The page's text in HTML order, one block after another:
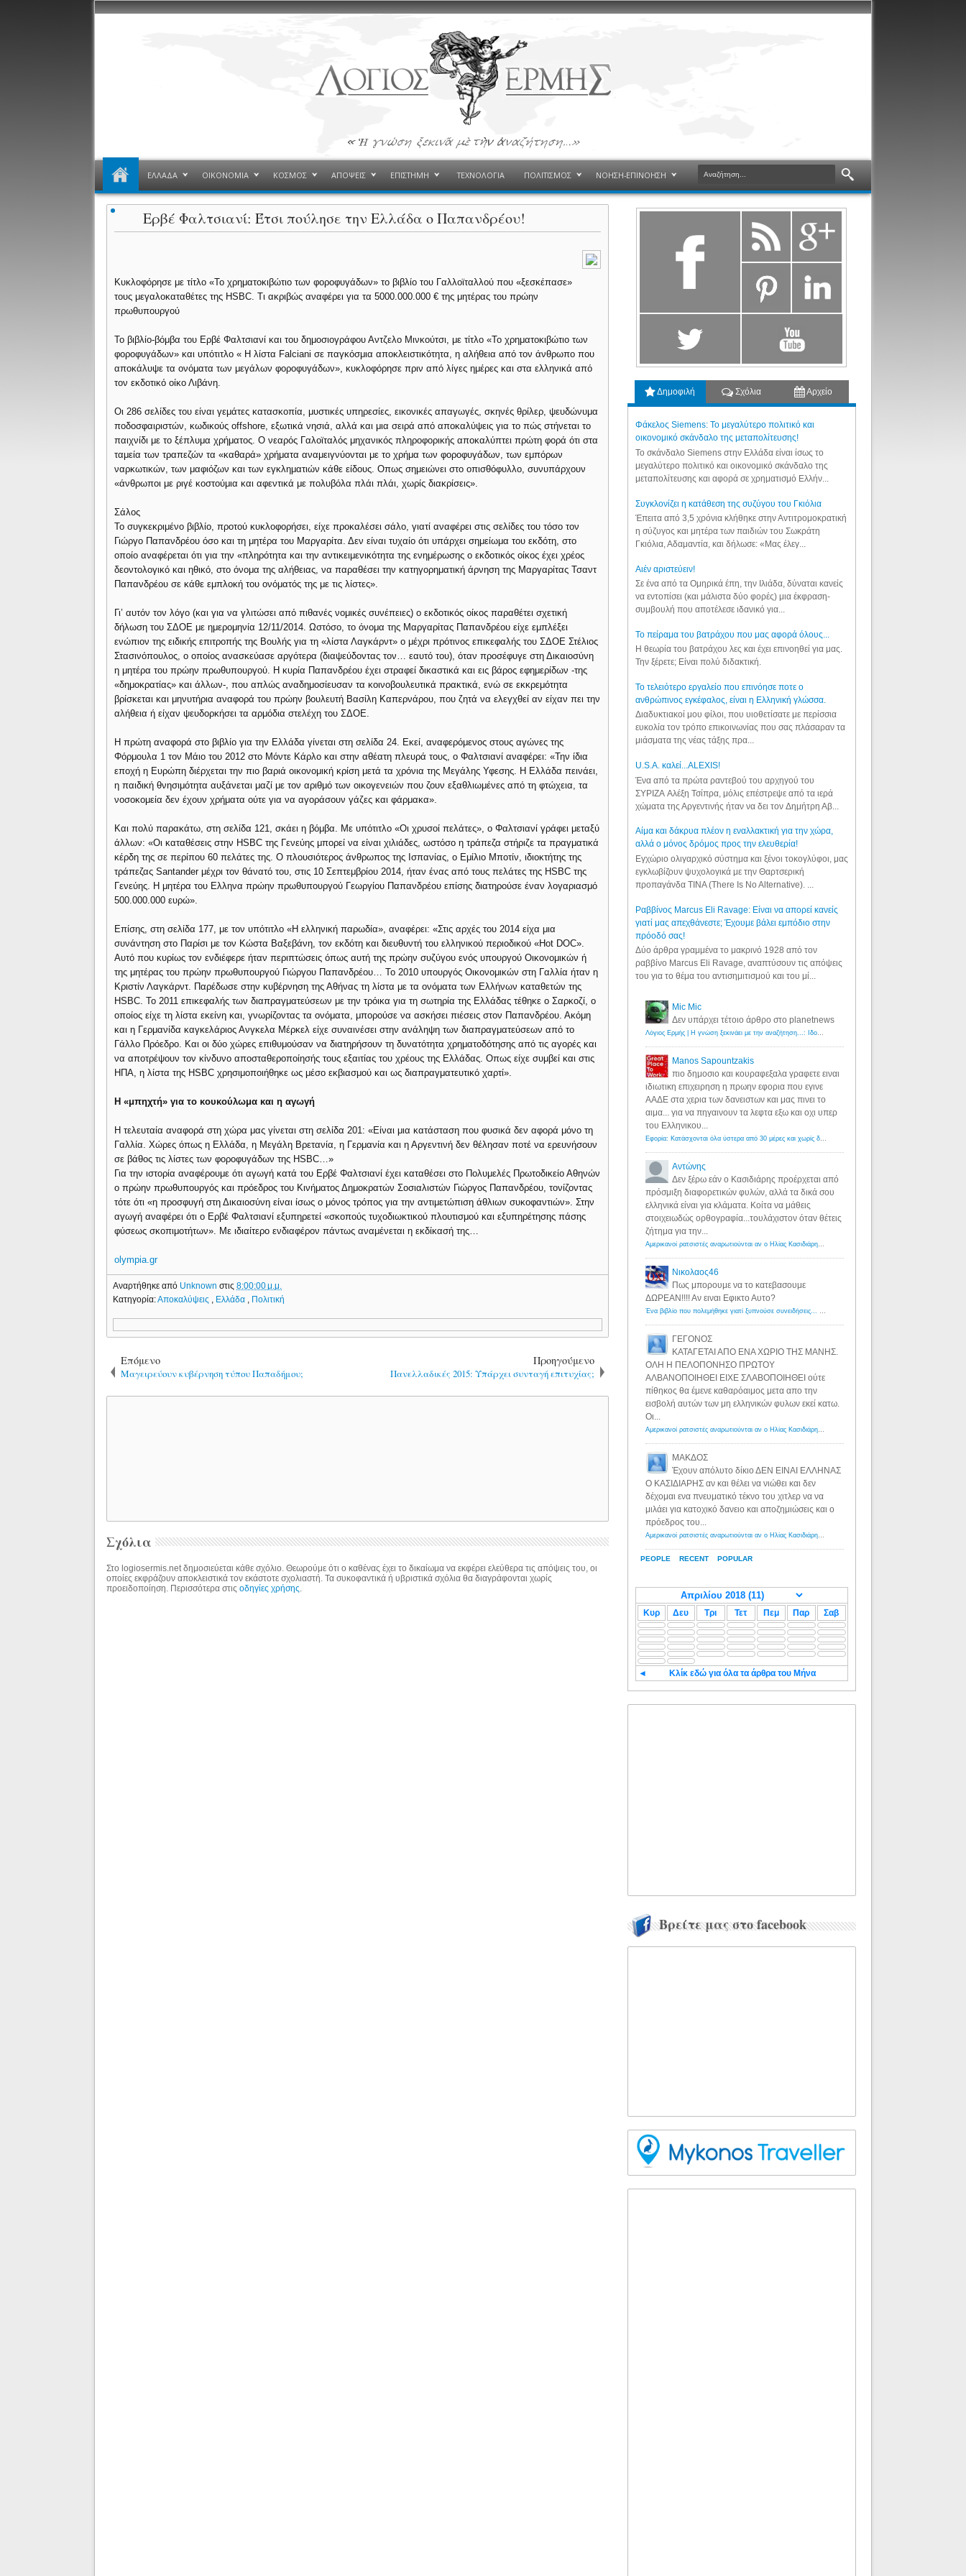
ΕΛΛΑΔΑ ΟΙΚΟΝΟΜΙΑ ΚΟΣΜΟΣ ΑΠΟΨΕΙΣ ΕΠΙΣΤΗΜΗ ΤΕΧΝΟΛΟΓΙΑ ΠΟΛΙΤΙΣΜΟΣ ΝΟΗΣΗ-ΕΠΙΝΟΗΣΗ
Ερβέ Φαλτσιανί: Έτσι πούλησε την Ελλάδα ο Παπανδρέου!
Κυκλοφόρησε με τίτλο «Το χρηματοκιβώτιο των φοροφυγάδων» το βιβλίο του Γαλλοϊταλλού που «ξεσκέπασε»
τους μεγαλοκαταθέτες της HSBC. Τι ακριβώς αναφέρει για τα 5000.000.000 € της μητέρας του πρώην
πρωθυπουργού
Το βιβλίο-βόμβα του Ερβέ Φαλτσιανί και του δημοσιογράφου Αντζελο Μινκούτσι, με τίτλο «Το χρηματοκιβώτιο των
φοροφυγάδων» και υπότιτλο « Η λίστα Falciani σε παγκόσμια αποκλειστικότητα, η αλήθεια από τον άνθρωπο που
αποκάλυψε τα ονόματα των μεγάλων φοροφυγάδων», κυκλοφόρησε πριν από λίγες ημέρες και στα ελληνικά από
τον εκδοτικό οίκο Λιβάνη.
Οι 286 σελίδες του είναι γεμάτες κατασκοπία, μυστικές υπηρεσίες, εικονικές απαγωγές, σκηνές θρίλερ, ψευδώνυμα
ποδοσφαιριστών, κωδικούς offshore, εξωτικά νησιά, αλλά και μια σειρά από αποκαλύψεις για το πώς στήνεται το
παιχνίδι με το ξέπλυμα χρήματος. Ο νεαρός Γαλοϊταλός μηχανικός πληροφορικής αποκαλύπτει πρώτη φορά ότι στα
ταμεία των τραπεζών τα «καθαρά» χρήματα αναμειγνύονται με το χρήμα των φοροφυγάδων, των εμπόρων
ναρκωτικών, των μαφιόζων και των εγκληματιών κάθε είδους. Οπως σημειώνει στο οπισθόφυλλο, συνυπάρχουν
«άνθρωποι με ριγέ κοστούμια και αφεντικά με πολυβόλα πλάι πλάι, χωρίς διακρίσεις».
Σάλος
Το συγκεκριμένο βιβλίο, προτού κυκλοφορήσει, είχε προκαλέσει σάλο, γιατί αναφέρει στις σελίδες του τόσο τον
Γιώργο Παπανδρέου όσο και τη μητέρα του Μαργαρίτα. Δεν είναι τυχαίο ότι υπάρχει σημείωμα του εκδότη, στο
οποίο αναφέρεται ότι για την «πληρότητα και την αντικειμενικότητα της ενημέρωσης ο εκδοτικός οίκος έχει χρέος
δεοντολογικό και ηθικό, στο όνομα της αλήθειας, να παραθέσει την κατηγορηματική άρνηση της Μαργαρίτας Τσαντ
Παπανδρέου σε κάθε εμπλοκή του ονόματός της με τις λίστες».
Γι’ αυτόν τον λόγο (και για να γλιτώσει από πιθανές νομικές συνέπειες) ο εκδοτικός οίκος παραθέτει σχετική
δήλωση του ΣΔΟΕ με ημερομηνία 12/11/2014. Ωστόσο, το όνομα της Μαργαρίτας Παπανδρέου είχε εμπλέξει
ενώπιον της ειδικής επιτροπής της Βουλής για τη «λίστα Λαγκάρντ» ο μέχρι πρότινος επικεφαλής του ΣΔΟΕ Στέλιος
Στασινόπουλος, ο οποίος ανασκεύασε αργότερα (διαψεύδοντας τον… εαυτό του), όταν προσέφυγε στη Δικαιοσύνη
η μητέρα του πρώην πρωθυπουργού. Η κυρία Παπανδρέου έχει στραφεί δικαστικά και εις βάρος εφημερίδων -της
«δημοκρατίας» και άλλων-, που απλώς αναδημοσίευσαν τα κοινοβουλευτικά πρακτικά, ενώ σε εκκρεμότητα
βρίσκεται και μηνυτήρια αναφορά του πρώην βουλευτή Βασίλη Καπερνάρου, που ζητά να ελεγχθεί αν είχαν πει την
αλήθεια ή είχαν ψευδορκήσει τα αρμόδια στελέχη του ΣΔΟΕ.
Η πρώτη αναφορά στο βιβλίο για την Ελλάδα γίνεται στη σελίδα 24. Εκεί, αναφερόμενος στους αγώνες της
Φόρμουλα 1 τον Μάιο του 2012 στο Μόντε Κάρλο και στην αθέατη πλευρά τους, ο Φαλτσιανί αναφέρει: «Την ίδια
εποχή η Ευρώπη διέρχεται την πιο βαριά οικονομική κρίση μετά τα χρόνια της Μεγάλης Υφεσης. Η Ελλάδα πεινάει,
η παιδική θνησιμότητα αυξάνεται μαζί με τον αριθμό των οικογενειών που ζουν εξαθλιωμένες από τη φτώχεια, τα
νοσοκομεία δεν έχουν χρήματα ούτε για να αγοράσουν γάζες και φάρμακα».
Και πολύ παρακάτω, στη σελίδα 121, σκάει η βόμβα. Με υπότιτλο «Οι χρυσοί πελάτες», ο Φαλτσιανί γράφει μεταξύ
άλλων: «Οι καταθέσεις στην HSBC της Γενεύης μπορεί να είναι χιλιάδες, ωστόσο η τράπεζα στήριζε τα πραγματικά
κέρδη της σε περίπου 60 πελάτες της. Ο πλουσιότερος άνθρωπος της Ισπανίας, ο Εμίλιο Μποτίν, ιδιοκτήτης της
τράπεζας Santander μέχρι τον θάνατό του, στις 10 Σεπτεμβρίου 2014, ήταν ένας από τους πελάτες της HSBC της
Γενεύης. Η μητέρα του Ελληνα πρώην πρωθυπουργού Γεωργίου Παπανδρέου επίσης διατηρούσε έναν λογαριασμό
500.000.000 ευρώ».
Επίσης, στη σελίδα 177, με τον υπότιτλο «Η ελληνική παρωδία», αναφέρει: «Στις αρχές του 2014 είχα μια
συνάντηση στο Παρίσι με τον Κώστα Βαξεβάνη, τον εκδότη και διευθυντή του ελληνικού περιοδικού «Hot DOC».
Αυτό που κυρίως τον ενδιέφερε ήταν περιπτώσεις όπως αυτή της πρώην συζύγου ενός υπουργού Οικονομικών ή
της μητέρας του πρώην πρωθυπουργού Γιώργου Παπανδρέου… Το 2010 υπουργός Οικονομικών στη Γαλλία ήταν η
Κριστίν Λαγκάρντ. Παρέδωσε στην κυβέρνηση της Αθήνας τη λίστα με τα ονόματα των Ελλήνων καταθετών της
HSBC. Το 2011 επικεφαλής των διαπραγματεύσεων με την τρόικα για τη σωτηρία της Ελλάδας τέθηκε ο Σαρκοζί, ο
οποίος είχε τη λίστα εκείνη και, γνωρίζοντας τα ονόματα, μπορούσε να ασκήσει πιέσεις στον Παπανδρέου. Ακόμη
και η Γερμανίδα καγκελάριος Ανγκελα Μέρκελ είχε συναινέσει στην ανάληψη των διαπραγματεύσεων από το
Γάλλο Πρόεδρο. Και οι δύο χώρες επιθυμούσαν να διατηρήσουν τη δυνατότητα χρηματοδότησης από τις αγορές και
να αποτρέψουν τον κίνδυνο αποσταθεροποίησής τους εξαιτίας του χρέους της Ελλάδας. Οπως είχε συμβεί και στις
ΗΠΑ, η λίστα της HSBC χρησιμοποιήθηκε ως μέσο εκβιασμού και ως διαπραγματευτικό χαρτί».
Η «μπηχτή» για το κουκούλωμα και η αγωγή
Η τελευταία αναφορά στη χώρα μας γίνεται στη σελίδα 201: «Είναι μια κατάσταση που φυσικά δεν αφορά μόνο τη
Γαλλία. Χώρες όπως η Ελλάδα, η Μεγάλη Βρετανία, η Γερμανία και η Αργεντινή δεν θέλησαν ποτέ να ερευνήσουν
σε βάθος τις λίστες των φοροφυγάδων της HSBC…»
Για την ιστορία αναφέρουμε ότι αγωγή κατά του Ερβέ Φαλτσιανί έχει καταθέσει στο Πολυμελές Πρωτοδικείο Αθηνών
ο πρώην πρωθυπουργός και πρόεδρος του Κινήματος Δημοκρατών Σοσιαλιστών Γιώργος Παπανδρέου, τονίζοντας
τότε ότι «η προσφυγή στη Δικαιοσύνη είναι ίσως ο μόνος τρόπος για την αντιμετώπιση άθλιων συκοφαντιών». Στην
αγωγή αναφέρει ότι ο Ερβέ Φαλτσιανί εξυπηρετεί «σκοπούς τυχοδιωκτικού πλουτισμού και εξυπηρέτησης πάσης
φύσεως σκοπιμοτήτων». Με ιδιαίτερο ενδιαφέρον πάντως αναμένεται η εκδίκασή της…
olympia.gr
Αναρτήθηκε από Unknownστις8:00:00 μ.μ.
Κατηγορία:Αποκαλύψεις Ελλάδα Πολιτική
Επόμενο
Μαγειρεύουν κυβέρνηση τύπου Παπαδήμου;
Προηγούμενο
Πανελλαδικές 2015: Υπάρχει συνταγή επιτυχίας;
Σχόλια
Στο logiosermis.net δημοσιεύεται κάθε σχόλιο. Θεωρούμε ότι ο καθένας έχει το δικαίωμα να εκφέρει ελεύθερα τις απόψεις του, οι
οποίες εκφράζουν αποκλειστικά τον εκάστοτε σχολιαστή. Τα συκοφαντικά ή υβριστικά σχόλια θα διαγράφονται χωρίς
προειδοποίηση. Περισσότερα στιςοδηγίες χρήσης
Δημοφιλή Σχόλια Αρχείο
Φάκελος Siemens: Το μεγαλύτερο πολιτικό και
οικονομικό σκάνδαλο της μεταπολίτευσης!
Το σκάνδαλο Siemens στην Ελλάδα είναι ίσως το
μεγαλύτερο πολιτικό και οικονομικό σκάνδαλο της
μεταπολίτευσης και αφορά σε χρηματισμό Ελλήν...
Συγκλονίζει η κατάθεση της συζύγου του Γκιόλια
Έπειτα από 3,5 χρόνια κλήθηκε στην Αντιτρομοκρατική
η σύζυγος και μητέρα των παιδιών του Σωκράτη
Γκιόλια, Αδαμαντία, και δήλωσε: «Μας έλεγ...
Aιέν αριστεύειν!
Σε ένα από τα Ομηρικά έπη, την Ιλιάδα, δύναται κανείς
να εντοπίσει (και μάλιστα δύο φορές) μια έκφραση-
συμβουλή που αποτέλεσε ιδανικό για...
Το πείραμα του βατράχου που μας αφορά όλους...
Η θεωρία του βατράχου λες και έχει επινοηθεί για μας.
Την ξέρετε; Είναι πολύ διδακτική.
Το τελειότερο εργαλείο που επινόησε ποτε ο
ανθρώπινος εγκέφαλος, είναι η Ελληνική γλώσσα.
Διαδυκτιακοί μου φίλοι, που υιοθετίσατε με περίσσια
ευκολία τον τρόπο επικοινωνίας που σας πλάσαραν τα
μιάσματα της νέας τάξης πρα...
U.S.A. καλεί...ALEXIS!
Ένα από τα πρώτα ραντεβού του αρχηγού του
ΣΥΡΙΖΑ Αλέξη Τσίπρα, μόλις επέστρεψε από τα ιερά
χώματα της Αργεντινής ήταν να δει τον Δημήτρη Αβ...
Αίμα και δάκρυα πλέον η εναλλακτική για την χώρα,
αλλά ο μόνος δρόμος προς την ελευθερία!
Εγχώριο ολιγαρχικό σύστημα και ξένοι τοκογλύφοι, μας
εγκλωβίζουν ψυχολογικά με την Θαρτσερική
προπαγάνδα TINA (There Is No Alternative). ...
Ραββίνος Marcus Eli Ravage: Είναι να απορεί κανείς
γιατί μας απεχθάνεστε; Έχουμε βάλει εμπόδιο στην
πρόοδό σας!
Δύο άρθρα γραμμένα το μακρινό 1928 από τον
ραββίνο Marcus Eli Ravage, αναπτύσουν τις απόψεις
του για το θέμα του αντισημιτισμού και του μί...
PEOPLE RECENT POPULAR
Mic Mic
Δεν υπάρχει τέτοιο άρθρο στο planetnews
Λόγιος Ερμής | Η γνώση ξεκινάει με την αναζήτηση...: Ιδού οι 18 που χρωστούν 11 δις ευρώ!
Manos Sapountzakis
πιο δημοσιο και κουραφεξαλα γραφετε ειναι
ιδιωτικη επιχειρηση η πρωην εφορια που εγινε
ΑΑΔΕ στα χερια των δανειστων και μας πινει το
αιμα... για να πηγαινουν τα λεφτα εξω και οχι υπερ
του Ελληνικου...
Εφορία: Κατάσχονται όλα ύστερα από 30 μέρες και χωρίς δικαστικές αποφάσεις - Λόγιος Ερμής
Αντώνης
Δεν ξέρω εάν ο Κασιδιάρης προέρχεται από
πρόσμιξη διαφορετικών φυλών, αλλά τα δικά σου
ελληνικά είναι για κλάματα. Κοίτα να μάθεις
στοιχειωδώς ορθογραφία...τουλάχιστον όταν θέτεις
ζήτημα για την...
Αμερικανοί ρατσιστές αναρωτιούνται αν ο Ηλίας Κασιδιάρης ανήκει στη λευκή φυλή... - Λόγιος Ερμής
Νικολαος46
Πως μπορουμε να το κατεβασουμε
ΔΩΡΕΑΝ!!!! Αν ειναι Εφικτο Αυτο?
Ένα βιβλίο που πολεμήθηκε γιατί ξυπνούσε συνειδήσεις... - Λόγιος Ερμής | Η γνώση ξεκινάει με την αναζήτηση...
ΓΕΓΟΝΟΣ
ΚΑΤΑΓΕΤΑΙ ΑΠΟ ΕΝΑ ΧΩΡΙΟ ΤΗΣ ΜΑΝΗΣ.
ΟΛΗ Η ΠΕΛΟΠΟΝΗΣΟ ΠΡΩΤΟΥ
ΑΛΒΑΝΟΠΟΙΗΘΕΙ ΕΙΧΕ ΣΛΑΒΟΠΟΙΗΘΕΙ ούτε
πίθηκος θα έμενε καθαρόαιμος μετα απο την
εισβολή αυτών των μη ελληνικών φυλων εκεί κατω.
Οι...
Αμερικανοί ρατσιστές αναρωτιούνται αν ο Ηλίας Κασιδιάρης ανήκει στη λευκή φυλή... - Λόγιος Ερμής
ΜΑΚΔΟΣ
Έχουν απόλυτο δίκιο ΔΕΝ ΕΙΝΑΙ ΕΛΛΗΝΑΣ
Ο ΚΑΣΙΔΙΑΡΗΣ αν και θέλει να νιώθει και δεν
δέχομαι ενα πνευματικό τέκνο του χιτλερ να να
μιλάει για κατοχικό δανειο και αποζημιώσεις και ο
πρόεδρος του...
Αμερικανοί ρατσιστές αναρωτιούνται αν ο Ηλίας Κασιδιάρης ανήκει στη λευκή φυλή... - Λόγιος Ερμής
Κυρ Δευ Τρι Τετ Πεμ Παρ Σαβ
◄ Κλίκ εδώ για όλα τα άρθρα του Μήνα
Βρείτε μας στο facebook